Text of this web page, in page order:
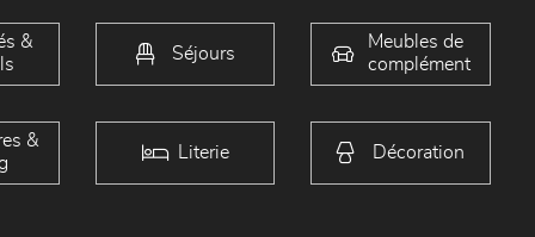
&
Séjours
Meubles de
complément
&
Literie Décoration